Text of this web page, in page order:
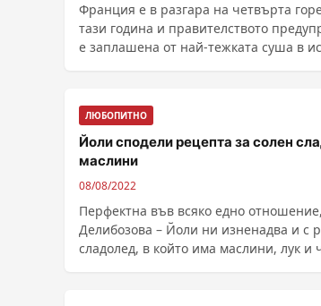
Франция е в разгара на четвърта
тази година и правителството
е заплашена от най-тежката суша в
ЛЮБОПИТНО
Йоли сподели рецепта за солен
маслини
08/08/2022
Перфектна във всяко едно
Делибозова – Йоли ни изненадва и с
сладолед, в който има маслини, лук и